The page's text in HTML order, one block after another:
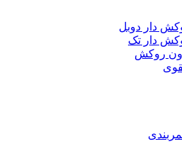
دار دوبل
دار تک
روکش